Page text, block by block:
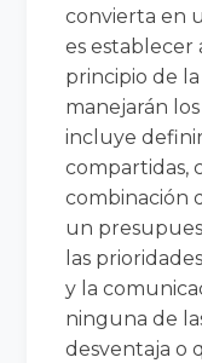
convierta en
es establecer
principio de
manejarán
incluye
compartidas,
combinación
un
las
y la
ninguna de
desventaja o